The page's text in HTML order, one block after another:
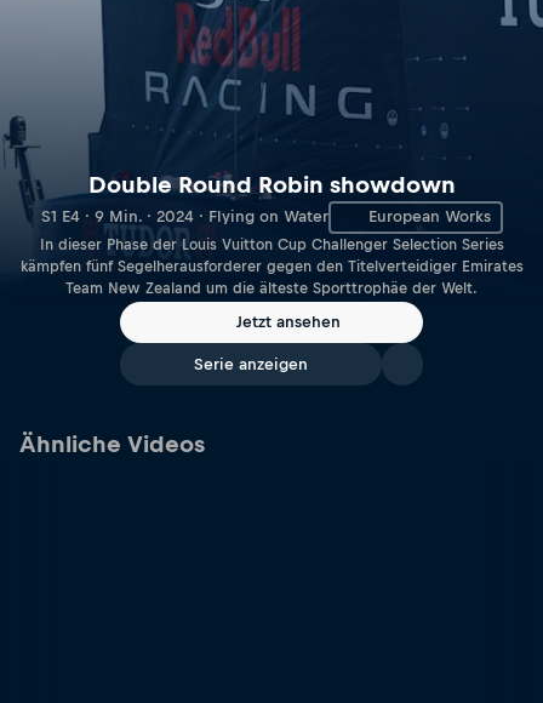
Double Round Robin showdown
S1 E4 · 9 Min. · 2024 · Flying on Water European Works
In dieser Phase der Louis Vuitton Cup Challenger Selection Series
kämpfen fünf Segelherausforderer gegen den Titelverteidiger Emirates
Team New Zealand um die älteste Sporttrophäe der Welt.
Jetzt ansehen
Serie anzeigen
Ähnliche Videos